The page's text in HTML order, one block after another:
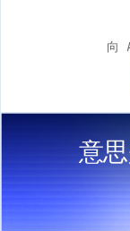
向
意